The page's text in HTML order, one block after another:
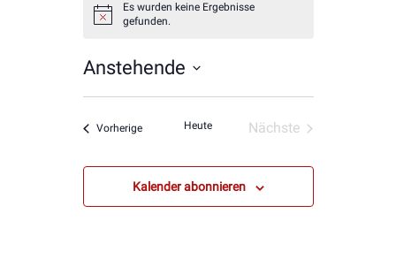
Hinweis
Es wurden keine Ergebnisse
gefunden.
Anstehende
Datum
VorherigeVeranstaltungen
Heute
Nächste
Kalender abonnieren